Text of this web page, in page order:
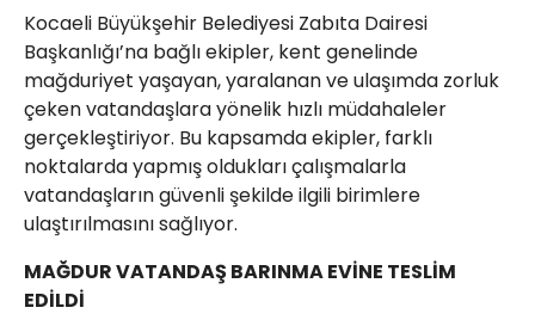
Kocaeli Büyükşehir Belediyesi Zabıta Dairesi
Başkanlığı’na bağlı ekipler, kent genelinde
mağduriyet yaşayan, yaralanan ve ulaşımda zorluk
çeken vatandaşlara yönelik hızlı müdahaleler
gerçekleştiriyor. Bu kapsamda ekipler, farklı
noktalarda yapmış oldukları çalışmalarla
vatandaşların güvenli şekilde ilgili birimlere
ulaştırılmasını sağlıyor.
MAĞDUR VATANDAŞ BARINMA EVİNE TESLİM
EDİLDİ